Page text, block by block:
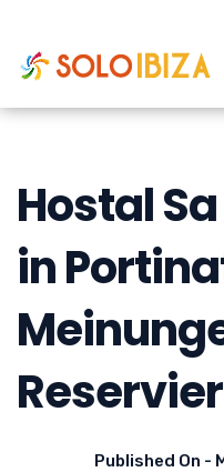
Hostal
in
Published On -